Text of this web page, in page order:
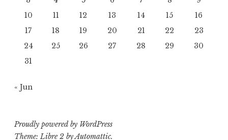
10
11 12 13 14 15
16
17
18 19 20 21 22
23
24
25 26 27 28 29
30
31
« Jun
Proudly powered by WordPress
Theme: Libre 2 byAutomattic.